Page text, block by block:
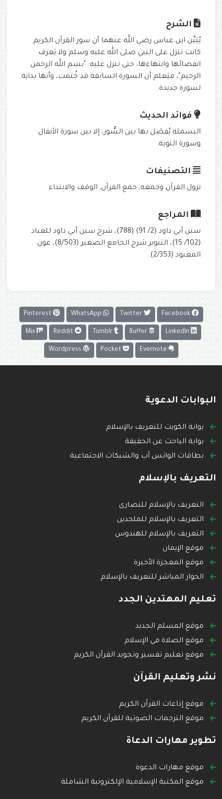
الشرح
يُبَيِّن ابن عباس رضي الله عنهما أن سور القرآن الكريم
كانت تنزل على النبي صلى الله عليه وسلم ولا يَعرف
انفصالَها وانتهاءها، حتى تنزل عليه: "بسم الله الرحمن
الرحيم"، فيَعلم أن السورة السابقة قد خُتمت، وأنها بداية
لسورة جديدة.
فوائد الحديث
البسملة يُفصَل بها بين السُّور، إلا بين سورة الأنفال
وسورة التوبة.
التصنيفات
نزول القرآن وجمعه, جمع القرآن, الوقف والابتداء
المراجع
سنن أبي داود (2/ 91) (788)، شرح سنن أبي داود للعباد
(102/ 15)، التنوير شرح الجامع الصغير (8/503)، عون
المعبود (2/353).
Facebook
Twitter
Buffer
Tumblr
Mix
البوابات الدعوية
بوابة الكويت للتعريف بالإسلام
بوابة الباحث عن الحقيقة
بطاقات الواتس آب والشبكات الاجتماعية
التعريف بالإسلام
التعريف بالإسلام للنصارى
التعريف بالإسلام للملحدين
التعريف بالإسلام للهندوس
موقع الإيمان
موقع المعجزة الأخيرة
الحوار المباشر للتعريف بالإسلام
تعليم المهتدين الجدد
موقع المسلم الجديد
موقع الصلاة في الإسلام
موقع تعليم تفسير وتجويد القرآن الكريم
نشر وتعليم القرآن
موقع إذاعات القرآن الكريم
موقع الترجمات الصوتية للقرآن الكريم
تطوير مهارات الدعاة
موقع مهارات الدعوة
موقع المكتبة الإسلامية الإلكترونية الشاملة